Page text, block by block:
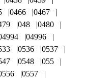
0466
0467
048
0480
04996
0536
0537
0548
055
0557